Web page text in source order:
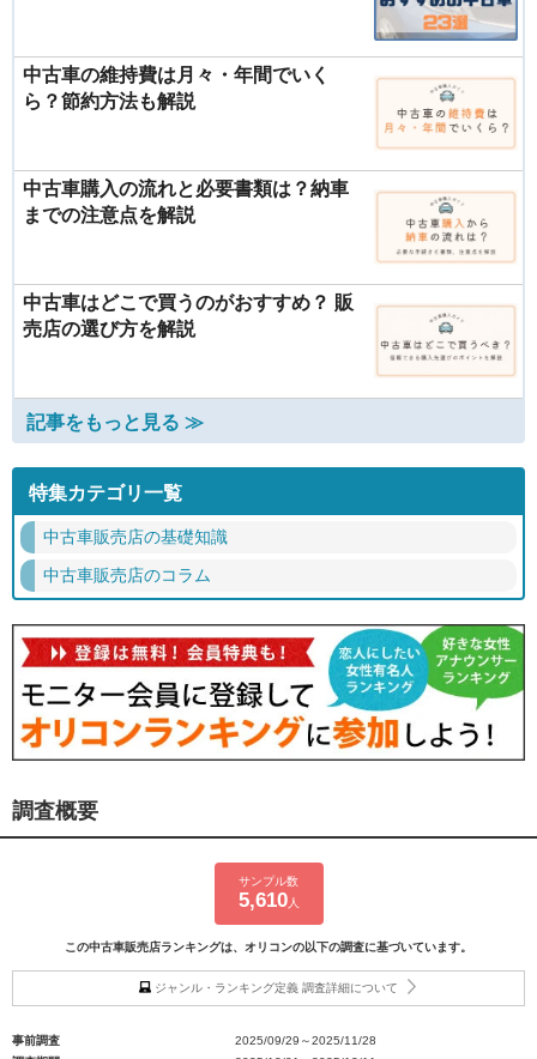
中古車の維持費は月々・年間でいく
ら？節約方法も解説
中古車購入の流れと必要書類は？納車
までの注意点を解説
中古車はどこで買うのがおすすめ？ 販
売店の選び方を解説
記事をもっと見る ≫
特集カテゴリ一覧
中古車販売店の基礎知識
中古車販売店のコラム
調査概要
サンプル数
5,610人
この中古車販売店ランキングは、オリコンの以下の調査に基づいています。
ジャンル・ランキング定義 調査詳細について
事前調査
2025/09/29～2025/11/28